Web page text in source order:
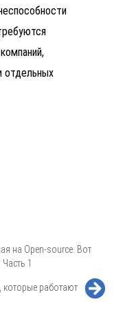
отдельных
на Open-source. Вот
1
работают